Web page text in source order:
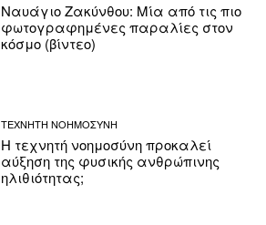
Ναυάγιο Ζακύνθου: Μία από τις πιο
φωτογραφημένες παραλίες στον
κόσμο (βίντεο)
ΤΕΧΝΗΤΗ ΝΟΗΜΟΣΥΝΗ
Η τεχνητή νοημοσύνη προκαλεί
αύξηση της φυσικής ανθρώπινης
ηλιθιότητας;